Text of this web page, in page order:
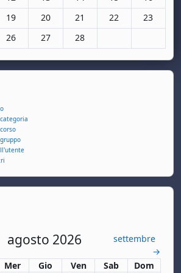
17 febbraio
evento, martedì 18 febbraio
Nessun evento, mercoledì 19 febbraio
19 Nessun evento, giovedì 20 febbraio
20 Nessun evento, venerdì
21 Nessun evento,
22 Nessun
23
febbraio
evento, martedì 25 febbraio
Nessun evento, mercoledì 26 febbraio
26 Nessun evento, giovedì 27 febbraio
27 Nessun evento, venerdì
28
blocks
agosto 2026
settembre
→
Mercoledì
Mer Giovedì
Gio Venerdì
Ven Sabato
Sab Domenica
Dom